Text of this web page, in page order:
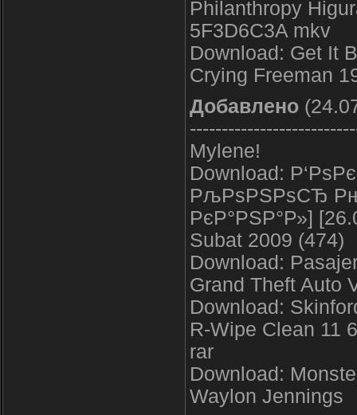
Philanthropy
5F3D6C3A mkv
Download: Get It
Crying Freeman
Добавлено
Mylene!
Download:
РљРѕРЅРѕСЂ
РєР°РЅР°Р»]
Subat 2009 (474)
Download:
Grand Theft Auto
Download:
R-Wipe Clean 11
rar
Download:
Waylon Jennings